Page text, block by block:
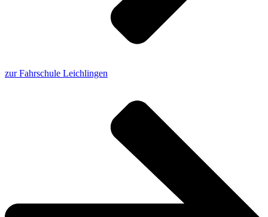
zur Fahrschule Leichlingen